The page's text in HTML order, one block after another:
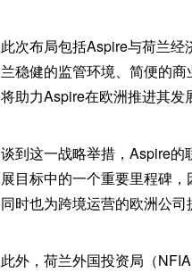
此次布局包括Aspire与荷兰
兰稳健的监管环境、简便的
将助力Aspire在欧洲推进其发
谈到这一战略举措，Aspire
展目标中的一个重要里程碑
同时也为跨境运营的欧洲公司
此外，荷兰外国投资局（